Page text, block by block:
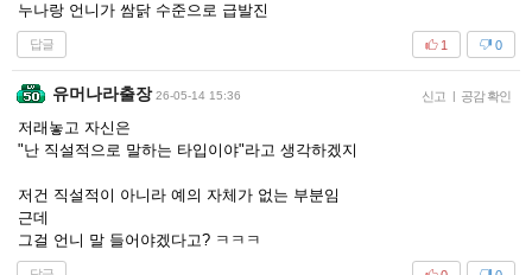
누나랑 언니가 쌈닭 수준으로 급발진
답글 0
1
유머나라출장 26-05-14 15:36 신고 | 공감 확인
저래놓고 자신은
"난 직설적으로 말하는 타입이야"라고 생각하겠지
저건 직설적이 아니라 예의 자체가 없는 부분임
근데
그걸 언니 말 들어야겠다고? ㅋㅋㅋ